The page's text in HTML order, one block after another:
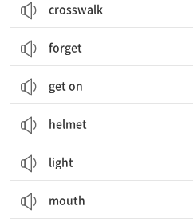
crosswalk
forget
get on
helmet
light
mouth